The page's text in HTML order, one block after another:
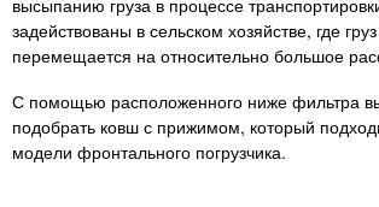
задействованы в сельском хозяйстве, где
перемещается на относительно большое
С помощью расположенного ниже фильтра
подобрать ковш с прижимом, который
модели фронтального погрузчика.